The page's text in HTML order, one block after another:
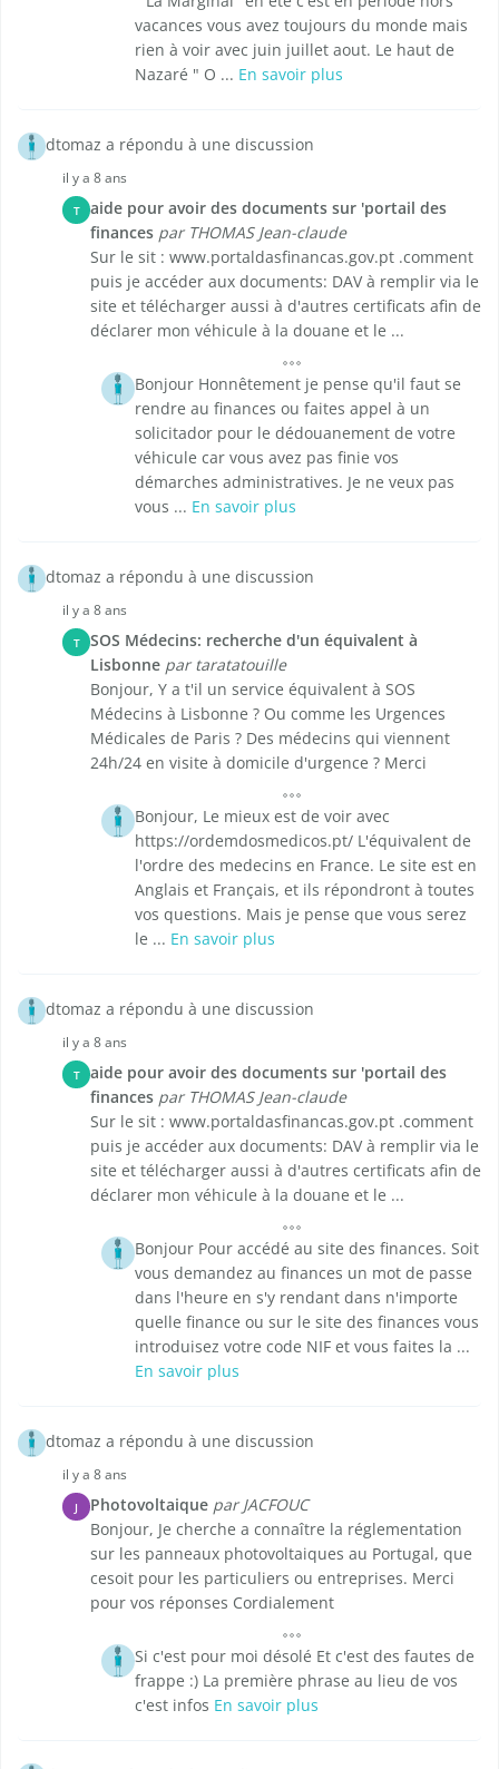
vacances vous avez toujours du monde mais
rien à voir avec juin juillet aout. Le haut de
Nazaré " O ... En savoir plus
dtomaz a répondu à une discussion
il y a 8 ans
T
aide pour avoir des documents sur 'portail des
finances par THOMAS Jean-claude
Sur le sit : www.portaldasfinancas.gov.pt .comment
puis je accéder aux documents: DAV à remplir via le
site et télécharger aussi à d'autres certificats afin de
déclarer mon véhicule à la douane et le ...
Bonjour Honnêtement je pense qu'il faut se
rendre au finances ou faites appel à un
solicitador pour le dédouanement de votre
véhicule car vous avez pas finie vos
démarches administratives. Je ne veux pas
vous ... En savoir plus
dtomaz a répondu à une discussion
il y a 8 ans
T
SOS Médecins: recherche d'un équivalent à
Lisbonne par taratatouille
Bonjour, Y a t'il un service équivalent à SOS
Médecins à Lisbonne ? Ou comme les Urgences
Médicales de Paris ? Des médecins qui viennent
24h/24 en visite à domicile d'urgence ? Merci
Bonjour, Le mieux est de voir avec
https://ordemdosmedicos.pt/ L'équivalent de
l'ordre des medecins en France. Le site est en
Anglais et Français, et ils répondront à toutes
vos questions. Mais je pense que vous serez
le ... En savoir plus
dtomaz a répondu à une discussion
il y a 8 ans
T
aide pour avoir des documents sur 'portail des
finances par THOMAS Jean-claude
Sur le sit : www.portaldasfinancas.gov.pt .comment
puis je accéder aux documents: DAV à remplir via le
site et télécharger aussi à d'autres certificats afin de
déclarer mon véhicule à la douane et le ...
Bonjour Pour accédé au site des finances. Soit
vous demandez au finances un mot de passe
dans l'heure en s'y rendant dans n'importe
quelle finance ou sur le site des finances vous
introduisez votre code NIF et vous faites la ...
En savoir plus
dtomaz a répondu à une discussion
il y a 8 ans
J Photovoltaique par JACFOUC
Bonjour, Je cherche a connaître la réglementation
sur les panneaux photovoltaiques au Portugal, que
cesoit pour les particuliers ou entreprises. Merci
pour vos réponses Cordialement
Si c'est pour moi désolé Et c'est des fautes de
frappe :) La première phrase au lieu de vos
c'est infos En savoir plus